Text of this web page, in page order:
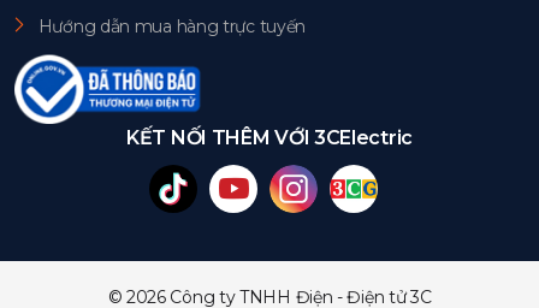
Hướng dẫn mua hàng trực tuyến
KẾT NỐI THÊM VỚI 3CElectric
© 2026 Công ty TNHH Điện - Điện tử 3C